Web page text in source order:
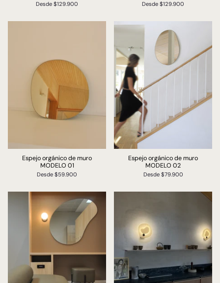
Desde $129.900 Desde $129.900
Espejo orgánico de muro
MODELO 01
Desde $59.900
Espejo orgánico de muro
MODELO 02
Desde$79.900